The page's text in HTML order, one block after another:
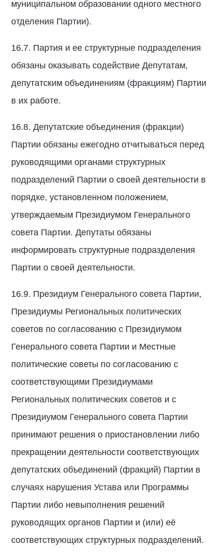
муниципальном образовании одного местного
отделения Партии).
16.7. Партия и ее структурные подразделения
обязаны оказывать содействие Депутатам,
депутатским объединениям (фракциям) Партии
в их работе.
16.8. Депутатские объединения (фракции)
Партии обязаны ежегодно отчитываться перед
руководящими органами структурных
подразделений Партии о своей деятельности в
порядке, установленном положением,
утверждаемым Президиумом Генерального
совета Партии. Депутаты обязаны
информировать структурные подразделения
Партии о своей деятельности.
16.9. Президиум Генерального совета Партии,
Президиумы Региональных политических
советов по согласованию с Президиумом
Генерального совета Партии и Местные
политические советы по согласованию с
соответствующими Президиумами
Региональных политических советов и с
Президиумом Генерального совета Партии
принимают решения о приостановлении либо
прекращении деятельности соответствующих
депутатских объединений (фракций) Партии в
случаях нарушения Устава или Программы
Партии либо невыполнения решений
руководящих органов Партии и (или) её
соответствующих структурных подразделений.